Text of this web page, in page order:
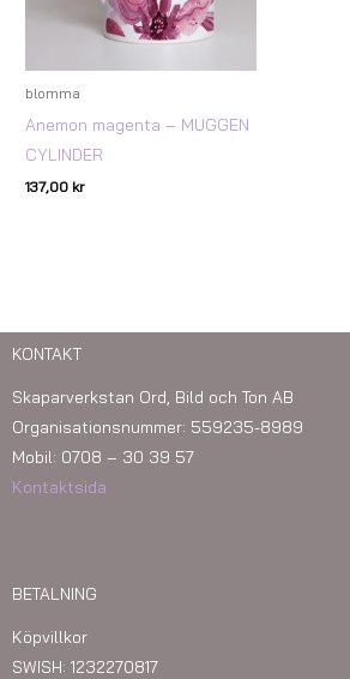
blomma
Anemon magenta – MUGGEN
CYLINDER
137,00 kr
KONTAKT
Skaparverkstan Ord, Bild och Ton AB
Organisationsnummer: 559235-8989
Mobil: 0708 – 30 39 57
Kontaktsida
BETALNING
Köpvillkor
SWISH: 1232270817